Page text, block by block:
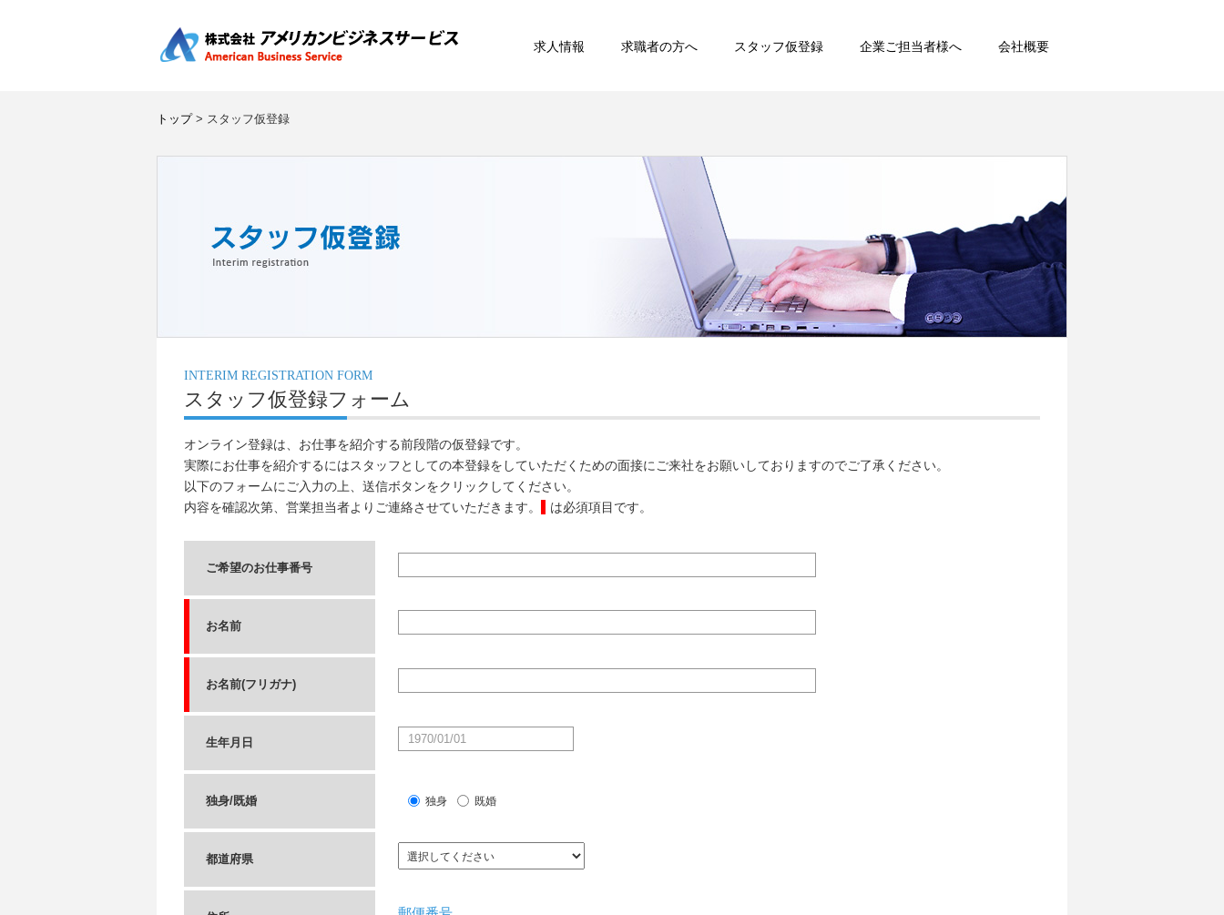
求人情報 求職者の方へ スタッフ仮登録 企業ご担当者様へ 会社概要
トップ> スタッフ仮登録
INTERIM REGISTRATION FORM
スタッフ仮登録フォーム
オンライン登録は、お仕事を紹介する前段階の仮登録です。
実際にお仕事を紹介するにはスタッフとしての本登録をしていただくための面接にご来社をお願いしておりますのでご了承ください。
以下のフォームにご入力の上、送信ボタンをクリックしてください。
内容を確認次第、営業担当者よりご連絡させていただきます。
は必須項目です。
ご希望のお仕事番号
お名前
お名前(フリガナ)
生年月日
独身/既婚 独身 既婚
都道府県